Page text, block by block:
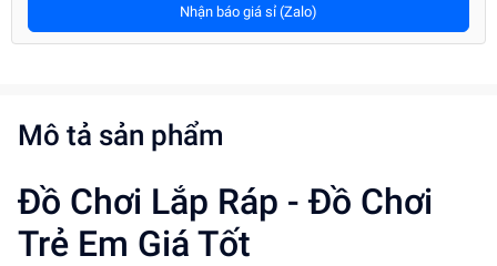
Nhận báo giá sỉ (Zalo)
Mô tả sản phẩm
Đồ Chơi Lắp Ráp - Đồ Chơi
Trẻ Em Giá Tốt